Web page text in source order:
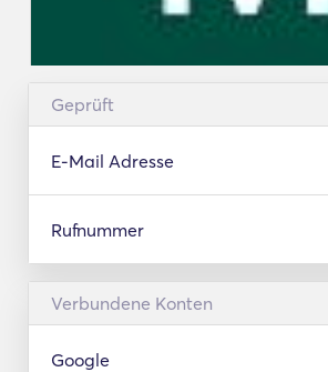
Geprüft
E-Mail Adresse
Rufnummer
Verbundene Konten
Google